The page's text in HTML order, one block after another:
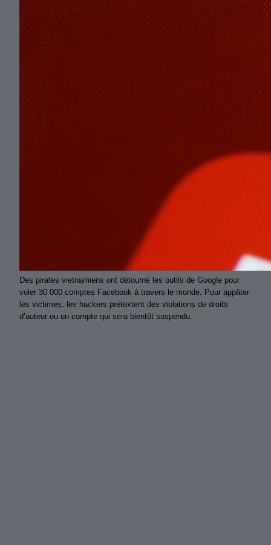
Des pirates vietnamiens ont détourné les outils de Google pour
voler 30 000 comptes Facebook à travers le monde. Pour appâter
les victimes, les hackers prétextent des violations de droits
d’auteur ou un compte qui sera bientôt suspendu.